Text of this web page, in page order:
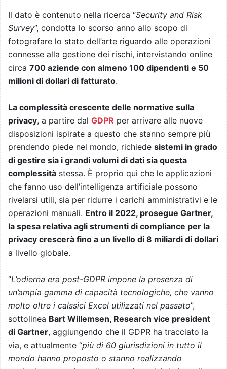
Il dato è contenuto nella ricerca “Security and Risk
Survey”, condotta lo scorso anno allo scopo di
fotografare lo stato dell’arte riguardo alle operazioni
connesse alla gestione dei rischi, intervistando online
circa 700 aziende con almeno 100 dipendenti e 50
milioni di dollari di fatturato.
La complessità crescente delle normative sulla
privacy, a partire dal GDPR per arrivare alle nuove
disposizioni ispirate a questo che stanno sempre più
prendendo piede nel mondo, richiede sistemi in grado
di gestire sia i grandi volumi di dati sia questa
complessità stessa. È proprio qui che le applicazioni
che fanno uso dell’intelligenza artificiale possono
rivelarsi utili, sia per ridurre i carichi amministrativi e le
operazioni manuali. Entro il 2022, prosegue Gartner,
la spesa relativa agli strumenti di compliance per la
privacy crescerà fino a un livello di 8 miliardi di dollari
a livello globale.
“L’odierna era post-GDPR impone la presenza di
un’ampia gamma di capacità tecnologiche, che vanno
molto oltre i calssici Excel utilizzati nel passato”,
sottolinea Bart Willemsen, Research vice president
di Gartner, aggiungendo che il GDPR ha tracciato la
via, e attualmente “più di 60 giurisdizioni in tutto il
mondo hanno proposto o stanno realizzando